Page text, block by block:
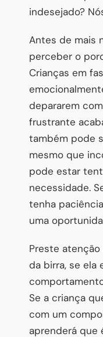
indesejado?
Antes de mais
perceber o
Crianças em
depararem
frustrante
também pode
mesmo que
pode estar
necessidade.
tenha
uma
Preste
da birra, se ela
Se a criança
com um
aprenderá que